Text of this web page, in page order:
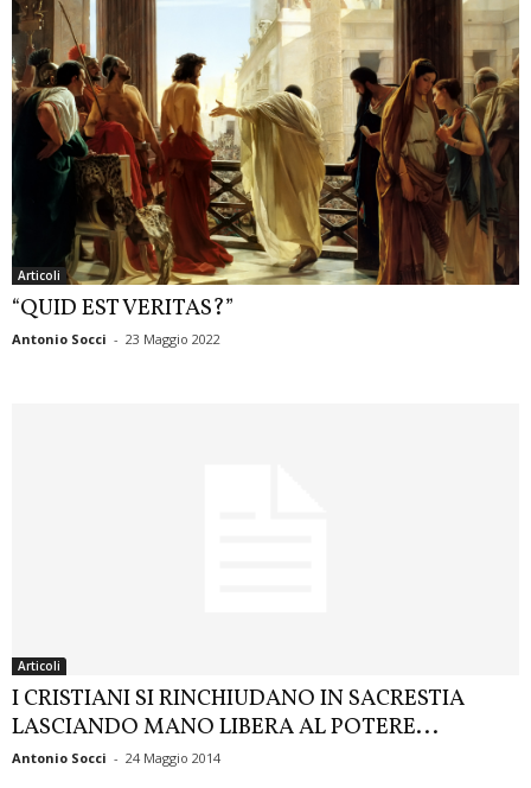
Articoli
“QUID EST VERITAS?”
Antonio Socci - 23 Maggio 2022
Articoli
I CRISTIANI SI RINCHIUDANO IN SACRESTIA
LASCIANDO MANO LIBERA AL POTERE...
Antonio Socci - 24 Maggio 2014